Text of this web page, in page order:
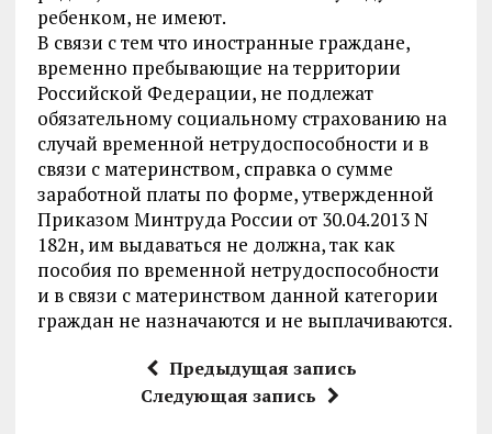
ребенком, не имеют.
В связи с тем что иностранные граждане,
временно пребывающие на территории
Российской Федерации, не подлежат
обязательному социальному страхованию на
случай временной нетрудоспособности и в
связи с материнством, справка о сумме
заработной платы по форме, утвержденной
Приказом Минтруда России от 30.04.2013 N
182н, им выдаваться не должна, так как
пособия по временной нетрудоспособности
и в связи с материнством данной категории
граждан не назначаются и не выплачиваются.
Предыдущая запись
Следующая запись